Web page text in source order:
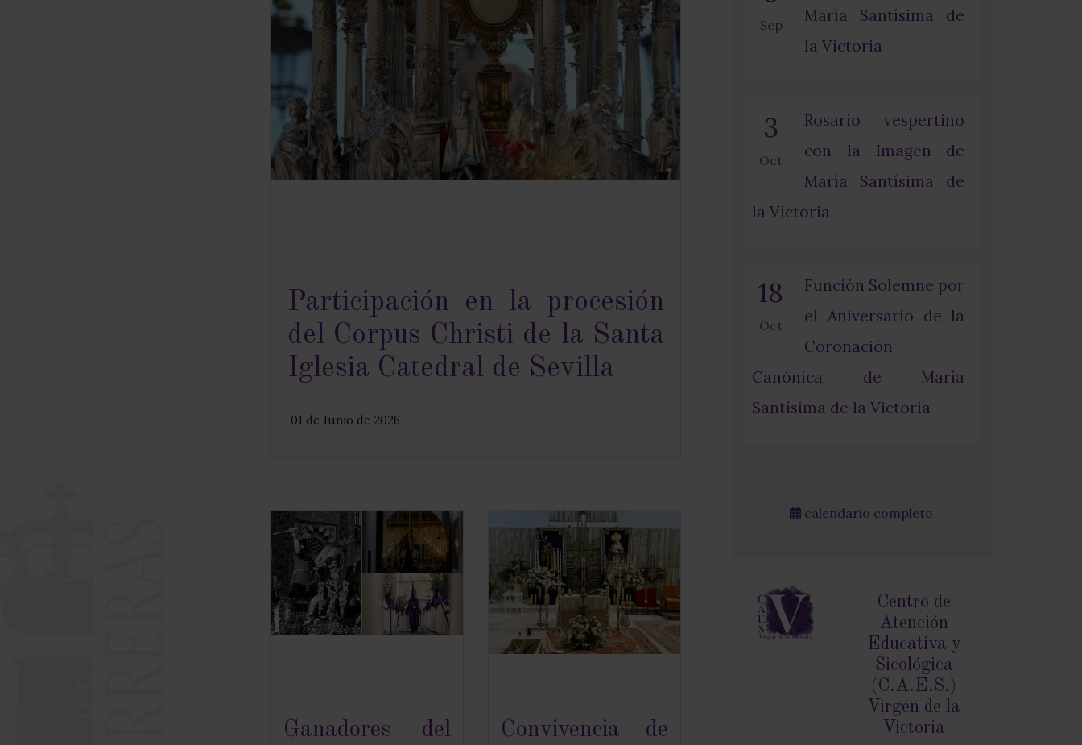
Participación en la procesión
del Corpus Christi de la Santa
Iglesia Catedral de Sevilla
01 de Junio de 2026
Ganadores del
Convivencia de
Sep
María Santísima de
la Victoria
3
Oct
Rosario vespertino
con la Imagen de
María Santísima de
la Victoria
18
Oct
Función Solemne por
el Aniversario de la
Coronación
Canónica de María
Santísima de la Victoria
calendario completo
Centro de
Atención
Educativa y
Sicológica
(C.A.E.S.)
Virgen de la
Victoria